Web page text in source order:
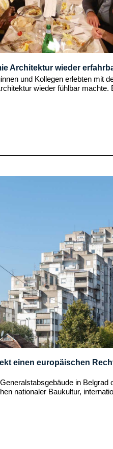
Architektur wieder
und Kollegen erlebten mit
wieder fühlbar machte.
einen europäischen
in Belgrad
nationaler Baukultur,